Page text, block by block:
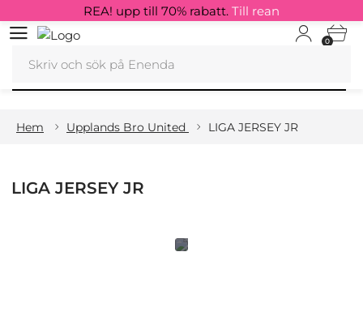
0
REA! upp till 70% rabatt. Till rean
Hem Upplands Bro United LIGA JERSEY JR
LIGA JERSEY JR